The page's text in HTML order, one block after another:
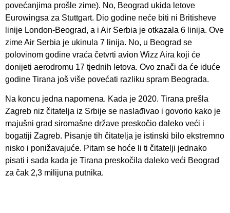
povećanjima prošle zime). No, Beograd ukida letove
Eurowingsa za Stuttgart. Dio godine neće biti ni Britisheve
linije London-Beograd, a i Air Serbia je otkazala 6 linija. Ove
zime Air Serbia je ukinula 7 linija. No, u Beograd se
polovinom godine vraća četvrti avion Wizz Aira koji će
donijeti aerodromu 17 tjednih letova. Ovo znači da će iduće
godine Tirana još više povećati razliku spram Beograda.
Na koncu jedna napomena. Kada je 2020. Tirana prešla
Zagreb niz čitatelja iz Srbije se naslađivao i govorio kako je
majušni grad siromašne države preskočio daleko veći i
bogatiji Zagreb. Pisanje tih čitatelja je istinski bilo ekstremno
nisko i ponižavajuće. Pitam se hoće li ti čitatelji jednako
pisati i sada kada je Tirana preskočila daleko veći Beograd
za čak 2,3 milijuna putnika.